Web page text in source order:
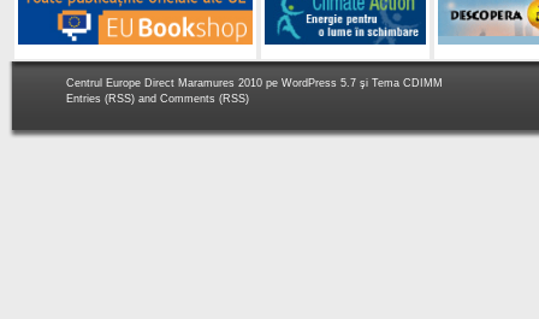
Centrul Europe Direct Maramures 2010 pe WordPress 5.7 şi Tema CDIMM
Entries (RSS) and Comments (RSS)